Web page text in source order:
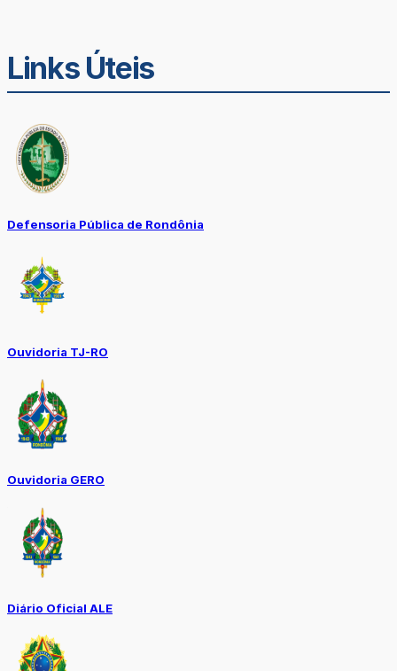
Links Úteis
Defensoria Pública de Rondônia
Ouvidoria TJ-RO
Ouvidoria GERO
Diário Oficial ALE